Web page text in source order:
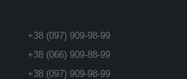
+38 (097) 909-98-99
+38 (066) 909-88-99
+38 (097) 909-98-99